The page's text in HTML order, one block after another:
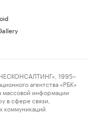
1995–
агентства «РБК»
массовой информации
в сфере связи,
коммуникаций